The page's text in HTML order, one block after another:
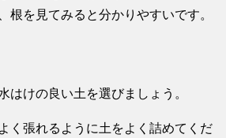
根を見てみると分かりやすいです。
はけの良い土を選びましょう。
く張れるように土をよく詰めてくだ